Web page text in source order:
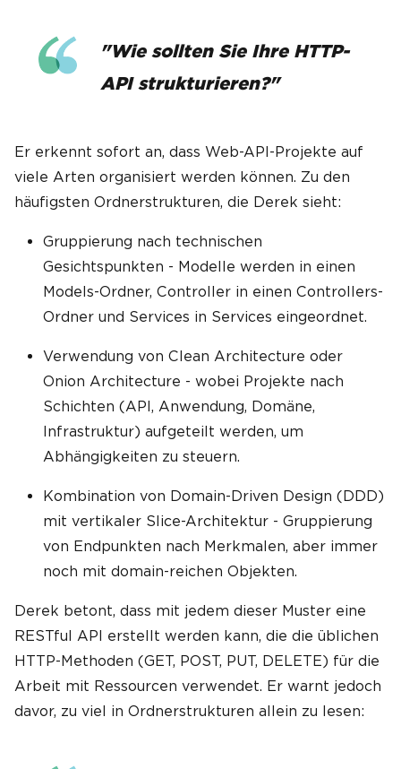
"Wie sollten Sie Ihre HTTP-
API strukturieren?"
Er erkennt sofort an, dass Web-API-Projekte auf
viele Arten organisiert werden können. Zu den
häufigsten Ordnerstrukturen, die Derek sieht:
Gruppierung nach technischen
Gesichtspunkten - Modelle werden in einen
Models-Ordner, Controller in einen Controllers-
Ordner und Services in Services eingeordnet.
Verwendung von Clean Architecture oder
Onion Architecture - wobei Projekte nach
Schichten (API, Anwendung, Domäne,
Infrastruktur) aufgeteilt werden, um
Abhängigkeiten zu steuern.
Kombination von Domain-Driven Design (DDD)
mit vertikaler Slice-Architektur - Gruppierung
von Endpunkten nach Merkmalen, aber immer
noch mit domain-reichen Objekten.
Derek betont, dass mit jedem dieser Muster eine
RESTful API erstellt werden kann, die die üblichen
HTTP-Methoden (GET, POST, PUT, DELETE) für die
Arbeit mit Ressourcen verwendet. Er warnt jedoch
davor, zu viel in Ordnerstrukturen allein zu lesen: